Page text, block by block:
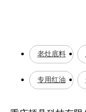
老灶底料
专用红油